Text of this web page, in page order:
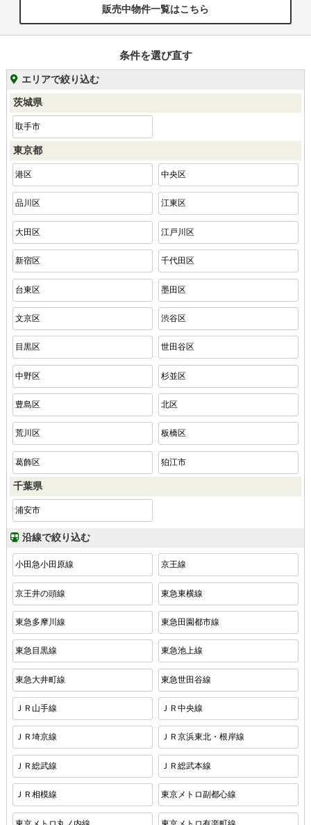
販売中物件一覧はこちら
条件を選び直す
エリアで絞り込む
茨城県
取手市
東京都
港区 中央区
品川区 江東区
大田区 江戸川区
新宿区 千代田区
台東区 墨田区
文京区 渋谷区
目黒区 世田谷区
中野区 杉並区
豊島区 北区
荒川区 板橋区
葛飾区 狛江市
千葉県
浦安市
沿線で絞り込む
小田急小田原線 京王線
京王井の頭線 東急東横線
東急多摩川線 東急田園都市線
東急目黒線 東急池上線
東急大井町線 東急世田谷線
ＪＲ山手線 ＪＲ中央線
ＪＲ埼京線 ＪＲ京浜東北・根岸線
ＪＲ総武線 ＪＲ総武本線
ＪＲ相模線 東京メトロ副都心線